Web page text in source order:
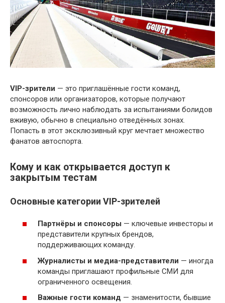
VIP-зрители — это приглашённые гости команд,
спонсоров или организаторов, которые получают
возможность лично наблюдать за испытаниями болидов
вживую, обычно в специально отведённых зонах.
Попасть в этот эксклюзивный круг мечтает множество
фанатов автоспорта.
Кому и как открывается доступ к
закрытым тестам
Основные категории VIP-зрителей
Партнёры и спонсоры — ключевые инвесторы и
представители крупных брендов,
поддерживающих команду.
Журналисты и медиа-представители — иногда
команды приглашают профильные СМИ для
ограниченного освещения.
Важные гости команд — знаменитости, бывшие